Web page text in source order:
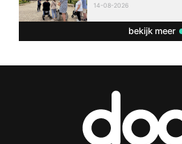
14-08-2026
bekijk meer